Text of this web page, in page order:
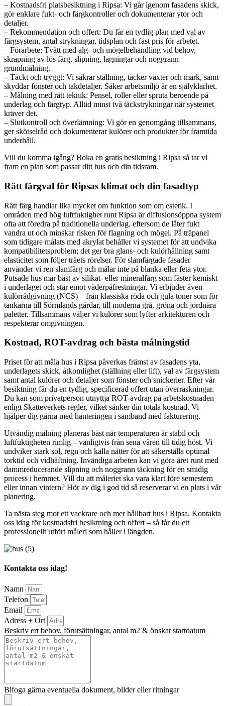
– Kostnadsfri platsbesiktning i Ripsa: Vi går igenom fasadens skick,
gör enklare fukt- och färgkontroller och dokumenterar ytor och
detaljer.
– Rekommendation och offert: Du får en tydlig plan med val av
färgsystem, antal strykningar, tidsplan och fast pris för arbetet.
– Förarbete: Tvätt med alg- och mögelbehandling vid behov,
skrapning av lös färg, slipning, lagningar och noggrann
grundmålning.
– Täckt och tryggt: Vi säkrar ställning, täcker växter och mark, samt
skyddar fönster och takdetaljer. Säker arbetsmiljö är en självklarhet.
– Målning med rätt teknik: Pensel, roller eller spruta beroende på
underlag och färgtyp. Alltid minst två täckstrykningar när systemet
kräver det.
– Slutkontroll och överlämning: Vi gör en genomgång tillsammans,
ger skötselråd och dokumenterar kulörer och produkter för framtida
underhåll.
Vill du komma igång? Boka en gratis besiktning i Ripsa så tar vi
fram en plan som passar ditt hus och din tidsram.
Rätt färgval för Ripsas klimat och din fasadtyp
Rätt färg handlar lika mycket om funktion som om estetik. I
områden med hög luftfuktighet runt Ripsa är diffusionsöppna system
ofta att föredra på traditionella underlag, eftersom de låter fukt
vandra ut och minskar risken för flagning och mögel. På träpanel
som tidigare målats med akrylat behåller vi systemet för att undvika
kompatibilitetsproblem; det ger bra glans- och kulörhållning samt
elasticitet som följer träets rörelser. För slamfärgade fasader
använder vi ren slamfärg och målar inte på blanka eller feta ytor.
Putsade hus mår bäst av silikat- eller mineralfärg som fäster kemiskt
i underlaget och står emot väderpåfrestningar. Vi erbjuder även
kulörrådgivning (NCS) – från klassiska röda och gula toner som för
tankarna till Sörmlands gårdar, till moderna grå, gröna och jordnära
paletter. Tillsammans väljer vi kulörer som lyfter arkitekturen och
respekterar omgivningen.
Kostnad, ROT-avdrag och bästa målningstid
Priset för att måla hus i Ripsa påverkas främst av fasadens yta,
underlagets skick, åtkomlighet (ställning eller lift), val av färgsystem
samt antal kulörer och detaljer som fönster och snickerier. Efter vår
besiktning får du en tydlig, specificerad offert utan överraskningar.
Du kan som privatperson utnyttja ROT-avdrag på arbetskostnaden
enligt Skatteverkets regler, vilket sänker din totala kostnad. Vi
hjälper dig gärna med hanteringen i samband med fakturering.
Utvändig målning planeras bäst när temperaturen är stabil och
luftfuktigheten rimlig – vanligtvis från sena våren till tidig höst. Vi
undviker stark sol, regn och kalla nätter för att säkerställa optimal
torktid och vidhäftning. Invändiga arbeten kan vi göra året runt med
dammreducerande slipning och noggrann täckning för en smidig
process i hemmet. Vill du att måleriet ska vara klart före semestern
eller innan vintern? Hör av dig i god tid så reserverar vi en plats i vår
planering.
Ta nästa steg mot ett vackrare och mer hållbart hus i Ripsa. Kontakta
oss idag för kostnadsfri besiktning och offert – så får du ett
professionellt utfört måleri som håller i längden.
Kontakta oss idag!
Namn
Telefon
Email
Adress + Ort
Beskriv ert behov, förutsättningar, antal m2 & önskat startdatum
Bifoga gärna eventuella dokument, bilder eller ritningar